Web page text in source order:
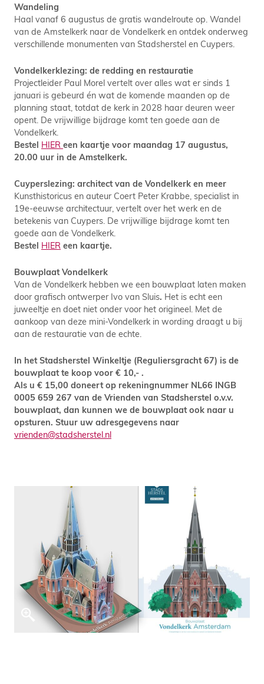
Wandeling
Haal vanaf 6 augustus de gratis wandelroute op. Wandel
van de Amstelkerk naar de Vondelkerk en ontdek onderweg
verschillende monumenten van Stadsherstel en Cuypers.
Vondelkerklezing: de redding en restauratie
Projectleider Paul Morel vertelt over alles wat er sinds 1
januari is gebeurd én wat de komende maanden op de
planning staat, totdat de kerk in 2028 haar deuren weer
opent. De vrijwillige bijdrage komt ten goede aan de
Vondelkerk.
Bestel HIER een kaartje voor maandag 17 augustus,
20.00 uur in de Amstelkerk.
Cuyperslezing: architect van de Vondelkerk en meer
Kunsthistoricus en auteur Coert Peter Krabbe, specialist in
19e-eeuwse architectuur, vertelt over het werk en de
betekenis van Cuypers. De vrijwillige bijdrage komt ten
goede aan de Vondelkerk.
Bestel HIER een kaartje.
Bouwplaat Vondelkerk
Van de Vondelkerk hebben we een bouwplaat laten maken
door grafisch ontwerper Ivo van Sluis. Het is echt een
juweeltje en doet niet onder voor het origineel. Met de
aankoop van deze mini-Vondelkerk in wording draagt u bij
aan de restauratie van de echte.
In het Stadsherstel Winkeltje (Reguliersgracht 67) is de
bouwplaat te koop voor € 10,- .
Als u € 15,00 doneertop rekeningnummer NL66 INGB
0005 659 267 van de Vrienden van Stadsherstel o.v.v.
bouwplaat, dan kunnen we de bouwplaat ook naar u
opsturen. Stuur uw adresgegevens naar
vrienden@stadsherstel.nl